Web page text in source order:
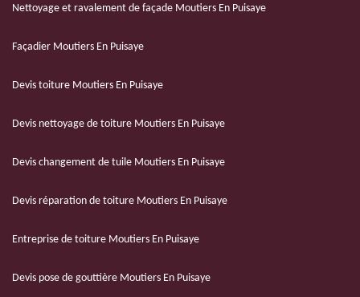
Nettoyage et ravalement de façade Moutiers En Puisaye
Façadier Moutiers En Puisaye
Devis toiture Moutiers En Puisaye
Devis nettoyage de toiture Moutiers En Puisaye
Devis changement de tuile Moutiers En Puisaye
Devis réparation de toiture Moutiers En Puisaye
Entreprise de toiture Moutiers En Puisaye
Devis pose de gouttière Moutiers En Puisaye